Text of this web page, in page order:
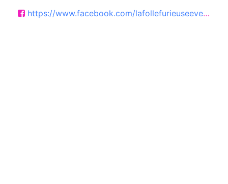
https://www.facebook.com/lafollefurieuseevent